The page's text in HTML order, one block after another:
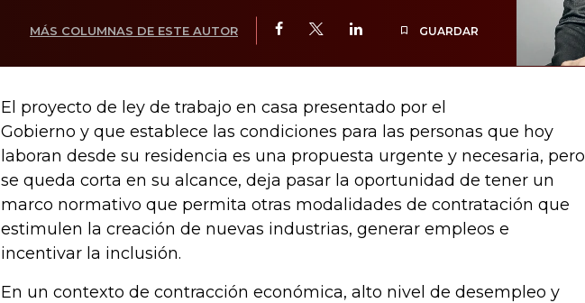
MÁS COLUMNAS DE ESTE AUTOR GUARDAR
El proyecto de ley de trabajo en casa presentado por el
Gobierno y que establece las condiciones para las personas que hoy
laboran desde su residencia es una propuesta urgente y necesaria, pero
se queda corta en su alcance, deja pasar la oportunidad de tener un
marco normativo que permita otras modalidades de contratación que
estimulen la creación de nuevas industrias, generar empleos e
incentivar la inclusión.
En un contexto de contracción económica, alto nivel de desempleo y